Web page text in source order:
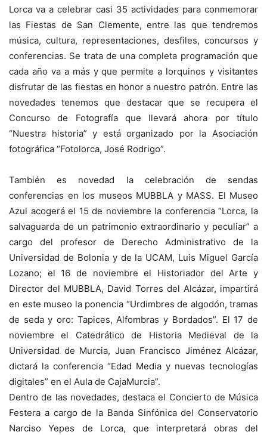
Lorca va a celebrar casi 35 actividades para conmemorar
las Fiestas de San Clemente, entre las que tendremos
música, cultura, representaciones, desfiles, concursos y
conferencias. Se trata de una completa programación que
cada año va a más y que permite a lorquinos y visitantes
disfrutar de las fiestas en honor a nuestro patrón. Entre las
novedades tenemos que destacar que se recupera el
Concurso de Fotografía que llevará ahora por título
“Nuestra historia” y está organizado por la Asociación
fotográfica “Fotolorca, José Rodrigo”.
También es novedad la celebración de sendas
conferencias en los museos MUBBLA y MASS. El Museo
Azul acogerá el 15 de noviembre la conferencia “Lorca, la
salvaguarda de un patrimonio extraordinario y peculiar” a
cargo del profesor de Derecho Administrativo de la
Universidad de Bolonia y de la UCAM, Luis Miguel García
Lozano; el 16 de noviembre el Historiador del Arte y
Director del MUBBLA, David Torres del Alcázar, impartirá
en este museo la ponencia “Urdimbres de algodón, tramas
de seda y oro: Tapices, Alfombras y Bordados”. El 17 de
noviembre el Catedrático de Historia Medieval de la
Universidad de Murcia, Juan Francisco Jiménez Alcázar,
dictará la conferencia “Edad Media y nuevas tecnologías
digitales” en el Aula de CajaMurcia”.
Dentro de las novedades, destaca el Concierto de Música
Festera a cargo de la Banda Sinfónica del Conservatorio
Narciso Yepes de Lorca, que interpretará obras del